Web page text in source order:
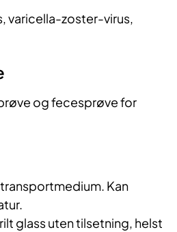
varicella-zoster-virus,
og fecesprøve for
Kan
glass uten tilsetning, helst